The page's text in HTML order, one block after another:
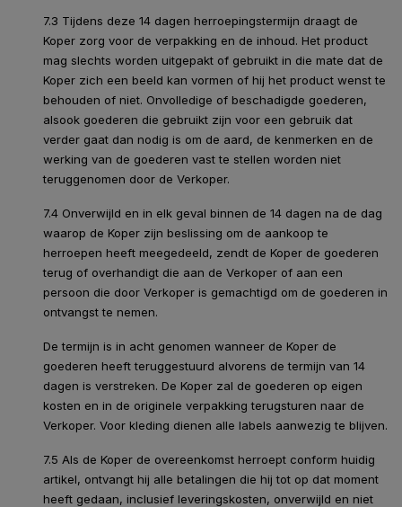
7.3 Tijdens deze 14 dagen herroepingstermijn draagt de
Koper zorg voor de verpakking en de inhoud. Het product
mag slechts worden uitgepakt of gebruikt in die mate dat de
Koper zich een beeld kan vormen of hij het product wenst te
behouden of niet. Onvolledige of beschadigde goederen,
alsook goederen die gebruikt zijn voor een gebruik dat
verder gaat dan nodig is om de aard, de kenmerken en de
werking van de goederen vast te stellen worden niet
teruggenomen door de Verkoper.
7.4 Onverwijld en in elk geval binnen de 14 dagen na de dag
waarop de Koper zijn beslissing om de aankoop te
herroepen heeft meegedeeld, zendt de Koper de goederen
terug of overhandigt die aan de Verkoper of aan een
persoon die door Verkoper is gemachtigd om de goederen in
ontvangst te nemen.
De termijn is in acht genomen wanneer de Koper de
goederen heeft teruggestuurd alvorens de termijn van 14
dagen is verstreken. De Koper zal de goederen op eigen
kosten en in de originele verpakking terugsturen naar de
Verkoper. Voor kleding dienen alle labels aanwezig te blijven.
7.5 Als de Koper de overeenkomst herroept conform huidig
artikel, ontvangt hij alle betalingen die hij tot op dat moment
heeft gedaan, inclusief leveringskosten, onverwijld en niet